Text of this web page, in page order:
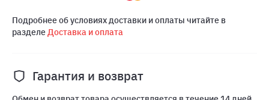
Подробнее об условиях доставки и оплаты читайте в
разделеДоставка и оплата
Гарантия и возврат